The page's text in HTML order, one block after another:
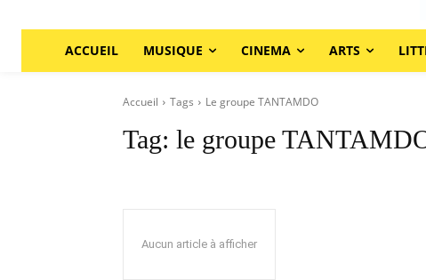
ACCUEIL MUSIQUE CINEMA ARTS
Accueil Tags Le groupe TANTAMDO
Tag: le groupe
Aucun article à afficher